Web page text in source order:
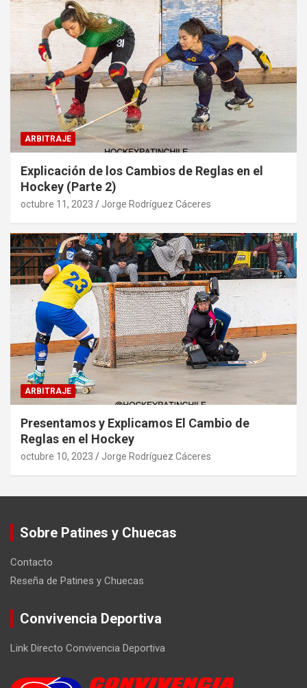
ARBITRAJE
Explicación de los Cambios de Reglas en el
Hockey (Parte 2)
octubre 11, 2023 Jorge Rodríguez Cáceres
ARBITRAJE
Presentamos y Explicamos El Cambio de
Reglas en el Hockey
octubre 10, 2023 Jorge Rodríguez Cáceres
Sobre Patines y Chuecas
Contacto
Reseña de Patines y Chuecas
Convivencia Deportiva
Link Directo Convivencia Deportiva